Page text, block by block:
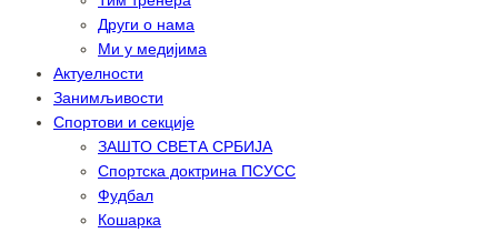
Други о нама
Ми у медијима
Актуелности
Занимљивости
Спортови и секције
ЗАШТО СВЕТА СРБИЈА
Спортска доктрина ПСУСС
Фудбал
Кошарка